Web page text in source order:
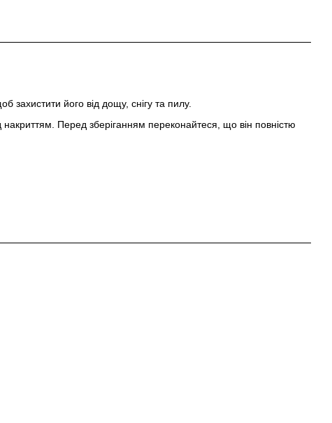
його від дощу, снігу та пилу.
Перед зберіганням переконайтеся, що він повністю